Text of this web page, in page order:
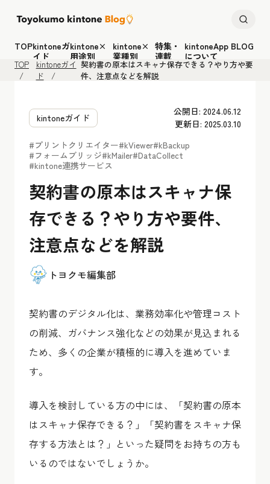
TOPkintoneガ
イド
kintone×
用途別
kintone×
業種別
特集・
連載
kintoneApp BLOG
について
TOP
kintoneガイ
ド
契約書の原本はスキャナ保存できる？やり方や要
件、注意点などを解説
kintoneガイド
公開日: 2024.06.12
更新日: 2025.03.10
#プリントクリエイター#kViewer#kBackup
#フォームブリッジ#kMailer#DataCollect
#kintone連携サービス
契約書の原本はスキャナ保
存できる？やり方や要件、
注意点などを解説
トヨクモ編集部
契約書のデジタル化は、業務効率化や管理コスト
の削減、ガバナンス強化などの効果が見込まれる
ため、多くの企業が積極的に導入を進めていま
す。
導入を検討している方の中には、「契約書の原本
はスキャナ保存できる？」「契約書をスキャナ保
存する方法とは？」といった疑問をお持ちの方も
いるのではないでしょうか。